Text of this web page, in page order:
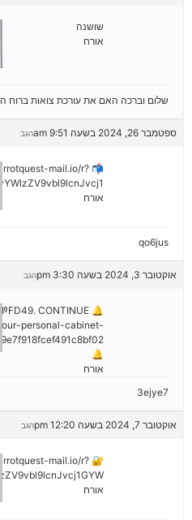
שושנה
אורח
שלום וברכה האם את עורכת צואות ברוח
ספטמבר 26, 2024 בשעה 9:51 am הגב
mail.io/r?
אורח
qo6jus
אוקטובר 3, 2024 בשעה 3:30 pm הגב
№FD49. CONTINUE
personal-cabinet-
🔔
אורח
3ejye7
אוקטובר 7, 2024 בשעה 12:20 pm הגב
mail.io/r?
אורח